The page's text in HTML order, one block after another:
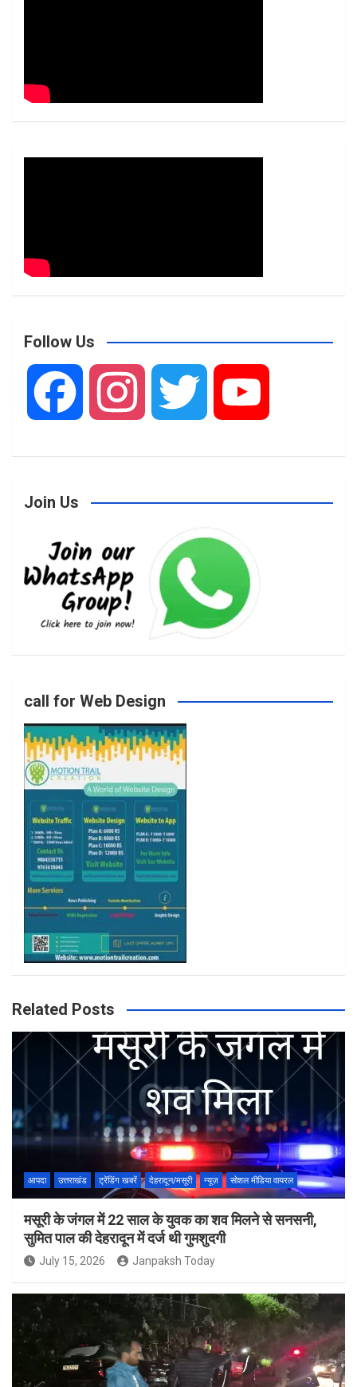
Follow Us
e
b
o
k
s
r
a
m
i u
Join Us
call for Web Design
Related Posts
आपदा उत्तराखंड ट्रेंडिंग खबरें देहरादून/मसूरी न्यूज़ सोशल मीडिया वायरल
मसूरी के जंगल में 22 साल के युवक का शव मिलने से सनसनी,
सुमित पाल की देहरादून में दर्ज थी गुमशुदगी
July 15, 2026 Janpaksh Today